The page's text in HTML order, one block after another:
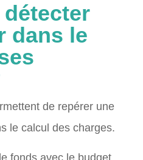
dans le
de repérer une
le calcul des charges.